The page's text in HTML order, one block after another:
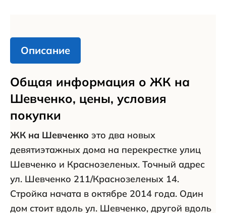
Описание
Общая информация о ЖК на
Шевченко, цены, условия
покупки
ЖК на Шевченко это два новых
девятиэтажных дома на перекрестке улиц
Шевченко и Краснозеленых. Точный адрес
ул. Шевченко 211/Краснозеленых 14.
Стройка начата в октябре 2014 года. Один
дом стоит вдоль ул. Шевченко, другой вдоль